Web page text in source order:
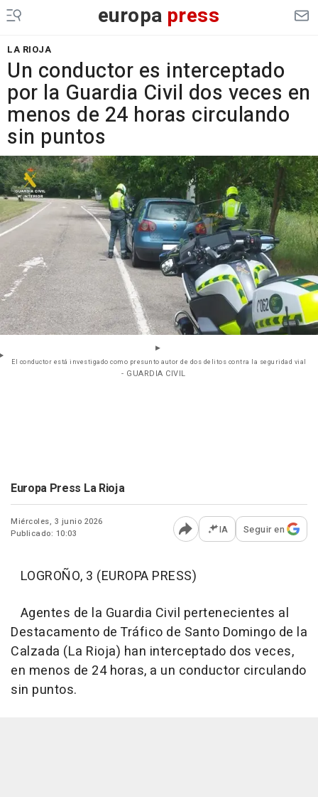
europa press
LA RIOJA
Un conductor es interceptado
por la Guardia Civil dos veces en
menos de 24 horas circulando
sin puntos
El conductor está investigado como presunto autor de dos delitos contra la seguridad vial
- GUARDIA CIVIL
Europa Press La Rioja
Miércoles, 3 junio 2026
Publicado: 10:03
Abrir opciones para
IA Seguir en
LOGROÑO, 3 (EUROPA PRESS)
Agentes de la Guardia Civil pertenecientes al
Destacamento de Tráfico de Santo Domingo de la
Calzada (La Rioja) han interceptado dos veces,
en menos de 24 horas, a un conductor circulando
sin puntos.